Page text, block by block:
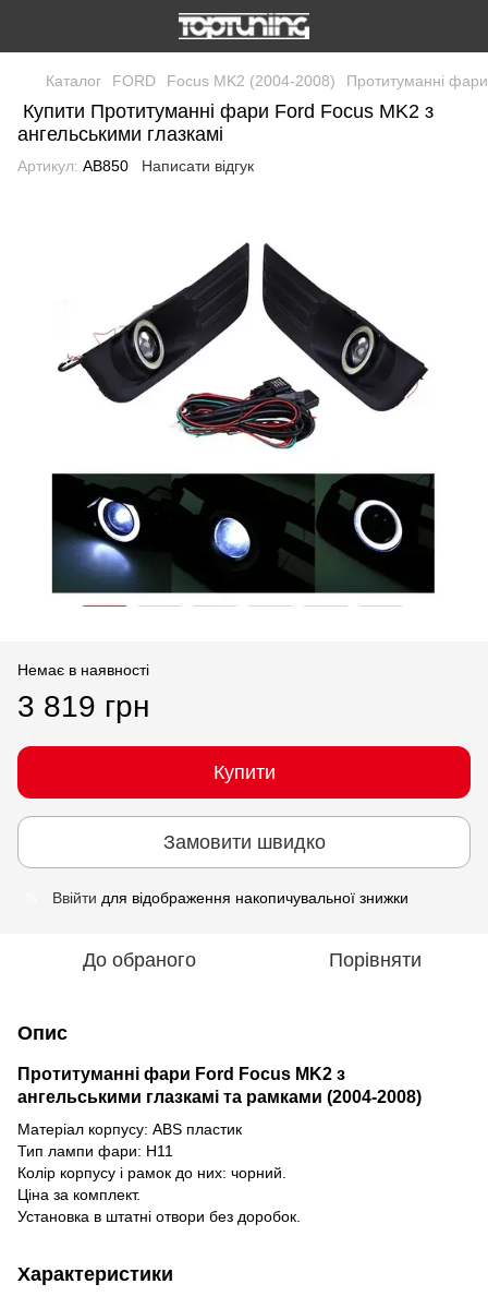
Каталог FORD Focus MK2 (2004-2008) Протитуманні
Купити Протитуманні фари Ford Focus MK2 з
ангельськими глазкамі
Артикул: AB850 Написати відгук
Немає в наявності
3 819 грн
Купити
Замовити швидко
Ввійти для відображення накопичувальної знижки
До обраного Порівняти
Опис
Протитуманні фари Ford Focus MK2 з
ангельськими глазкамі та рамками (2004-2008)
Матеріал корпусу: ABS пластик
Тип лампи фари: H11
Колір корпусу і рамок до них: чорний.
Ціна за комплект.
Установка в штатні отвори без доробок.
Характеристики